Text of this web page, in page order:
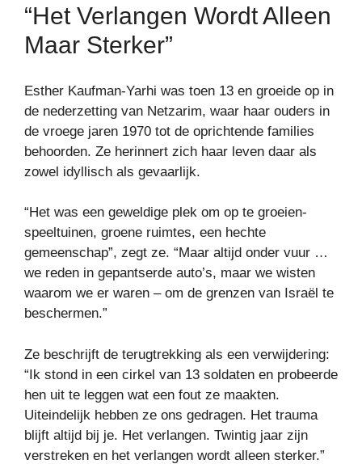
“Het Verlangen Wordt Alleen
Maar Sterker”
Esther Kaufman-Yarhi was toen 13 en groeide op in
de nederzetting van Netzarim, waar haar ouders in
de vroege jaren 1970 tot de oprichtende families
behoorden. Ze herinnert zich haar leven daar als
zowel idyllisch als gevaarlijk.
“Het was een geweldige plek om op te groeien-
speeltuinen, groene ruimtes, een hechte
gemeenschap”, zegt ze. “Maar altijd onder vuur …
we reden in gepantserde auto’s, maar we wisten
waarom we er waren – om de grenzen van Israël te
beschermen.”
Ze beschrijft de terugtrekking als een verwijdering:
“Ik stond in een cirkel van 13 soldaten en probeerde
hen uit te leggen wat een fout ze maakten.
Uiteindelijk hebben ze ons gedragen. Het trauma
blijft altijd bij je. Het verlangen. Twintig jaar zijn
verstreken en het verlangen wordt alleen sterker.”